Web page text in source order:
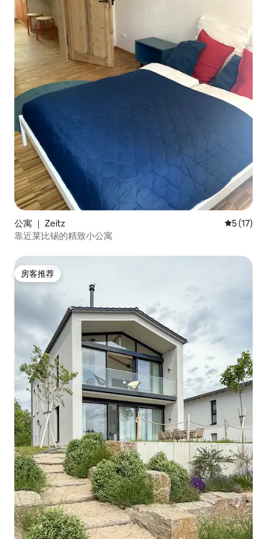
公寓 ｜ Zeitz 平均评分
5 (17)
靠近莱比锡的精致小公寓
房客推荐
房客推荐